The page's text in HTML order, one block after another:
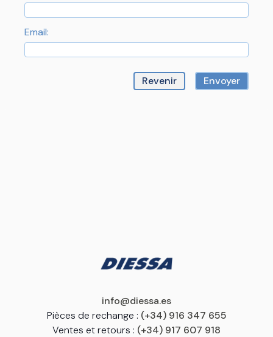
Email:
info@diessa.es
Pièces de rechange : (+34) 916 347 655
Ventes et retours : (+34) 917 607 918